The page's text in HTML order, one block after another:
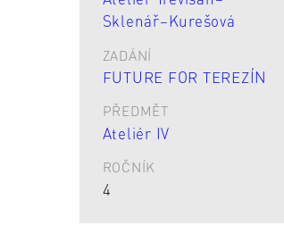
Sklenář–Kurešová
ZADÁNÍ
FUTURE FOR TEREZÍN
PŘEDMĚT
Ateliér IV
ROČNÍK
4